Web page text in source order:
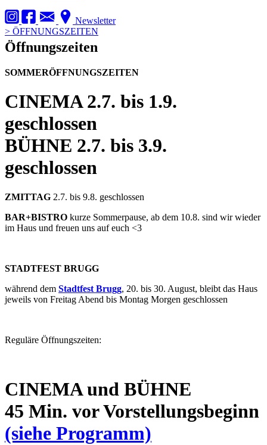
Newsletter
> ÖFFNUNGSZEITEN
Öffnungszeiten
SOMMERÖFFNUNGSZEITEN
CINEMA2.7. bis 1.9.
geschlossen
BÜHNE 2.7. bis 3.9.
geschlossen
ZMITTAG 2.7. bis 9.8. geschlossen
BAR+BISTRO kurze Sommerpause, ab dem 10.8. sind wir wieder
im Haus und freuen uns auf euch <3
STADTFEST BRUGG
während dem Stadtfest Brugg, 20. bis 30. August, bleibt das Haus
jeweils von Freitag Abend bis Montag Morgen geschlossen
Reguläre Öffnungszeiten:
CINEMA und BÜHNE
45 Min. vor Vorstellungsbeginn
(siehe Programm)